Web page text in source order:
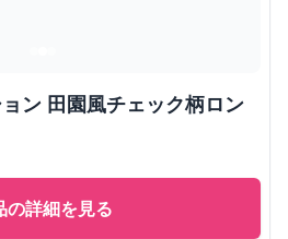
ン 田園風チェック柄ロン
の詳細を見る